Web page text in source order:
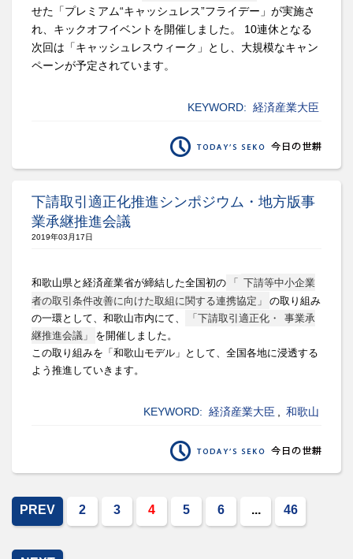
せた「プレミアム“キャッシュレス”フライデー」が実施さ
れ、キックオフイベントを開催しました。 10連休となる
次回は「キャッシュレスウィーク」とし、大規模なキャン
ペーンが予定されています。
KEYWORD: 経済産業大臣
下請取引適正化推進シンポジウム・地方版事
業承継推進会議
2019年03月17日
和歌山県と経済産業省が締結した全国初の 「 下請等中小企業
者の取引条件改善に向けた取組に関する連携協定」
の取り組み
の一環として、和歌山市内にて、
「下請取引適正化・
事業承
継推進会議」
を開催しました。
この取り組みを「和歌山モデル」として、 全国各地に浸透する
よう推進していきます。
KEYWORD: 経済産業大臣 和歌山
PREV 2 3 4 5 6 ... 46